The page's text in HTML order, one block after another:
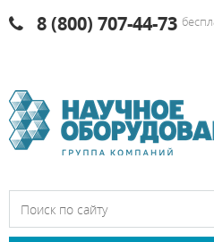
8 (800) 707-44-73